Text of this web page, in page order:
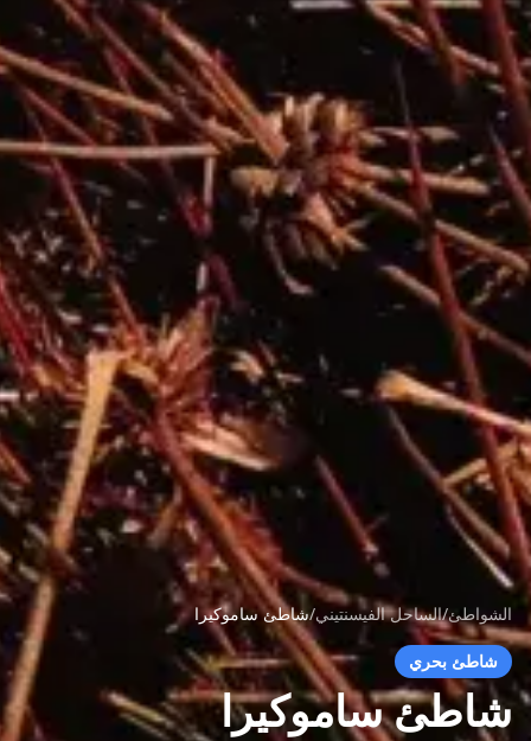
الشواطئ/الساحل الفيسنتيني/شاطئ ساموكيرا
شاطئ بحري
شاطئ ساموكيرا